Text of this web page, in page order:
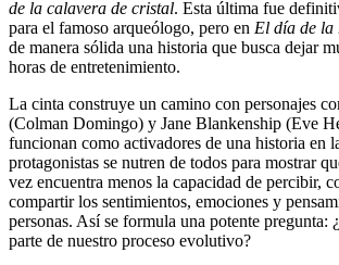
de la calavera de cristal. Esta última fue
para el famoso arqueólogo, pero en El día de la
de manera sólida una historia que busca dejar
horas de entretenimiento.
La cinta construye un camino con personajes
(Colman Domingo) y Jane Blankenship (Eve
funcionan como activadores de una historia en
protagonistas se nutren de todos para mostrar
vez encuentra menos la capacidad de percibir,
compartir los sentimientos, emociones y
personas. Así se formula una potente pregunta:
parte de nuestro proceso evolutivo?